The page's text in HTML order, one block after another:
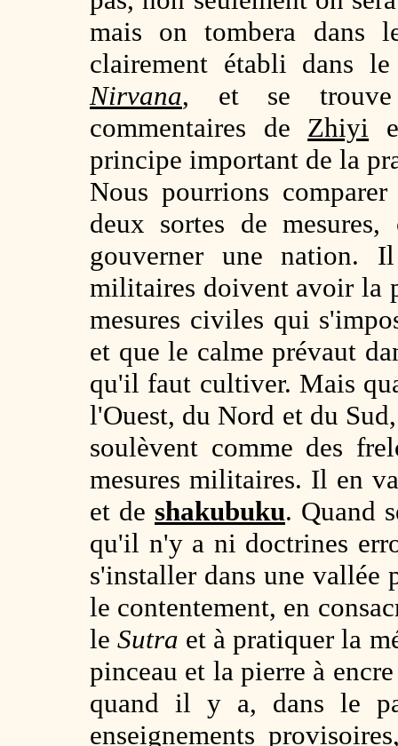
mais on tombera dans
clairement établi dans
Nirvana, et se trouve
commentaires de Zhiyi
principe important de la
Nous pourrions
deux sortes de
gouverner une nation.
militaires doivent avoir la
mesures civiles qui
et que le calme prévaut
qu'il faut cultiver. Mais
l'Ouest, du Nord et du
soulèvent comme des
mesures militaires. Il en
et de shakubuku. Quand
qu'il n'y a ni doctrines
s'installer dans une vallée
le contentement, en
leSutra et à pratiquer la
pinceau et la pierre à
quand il y a, dans le
enseignements provisoires